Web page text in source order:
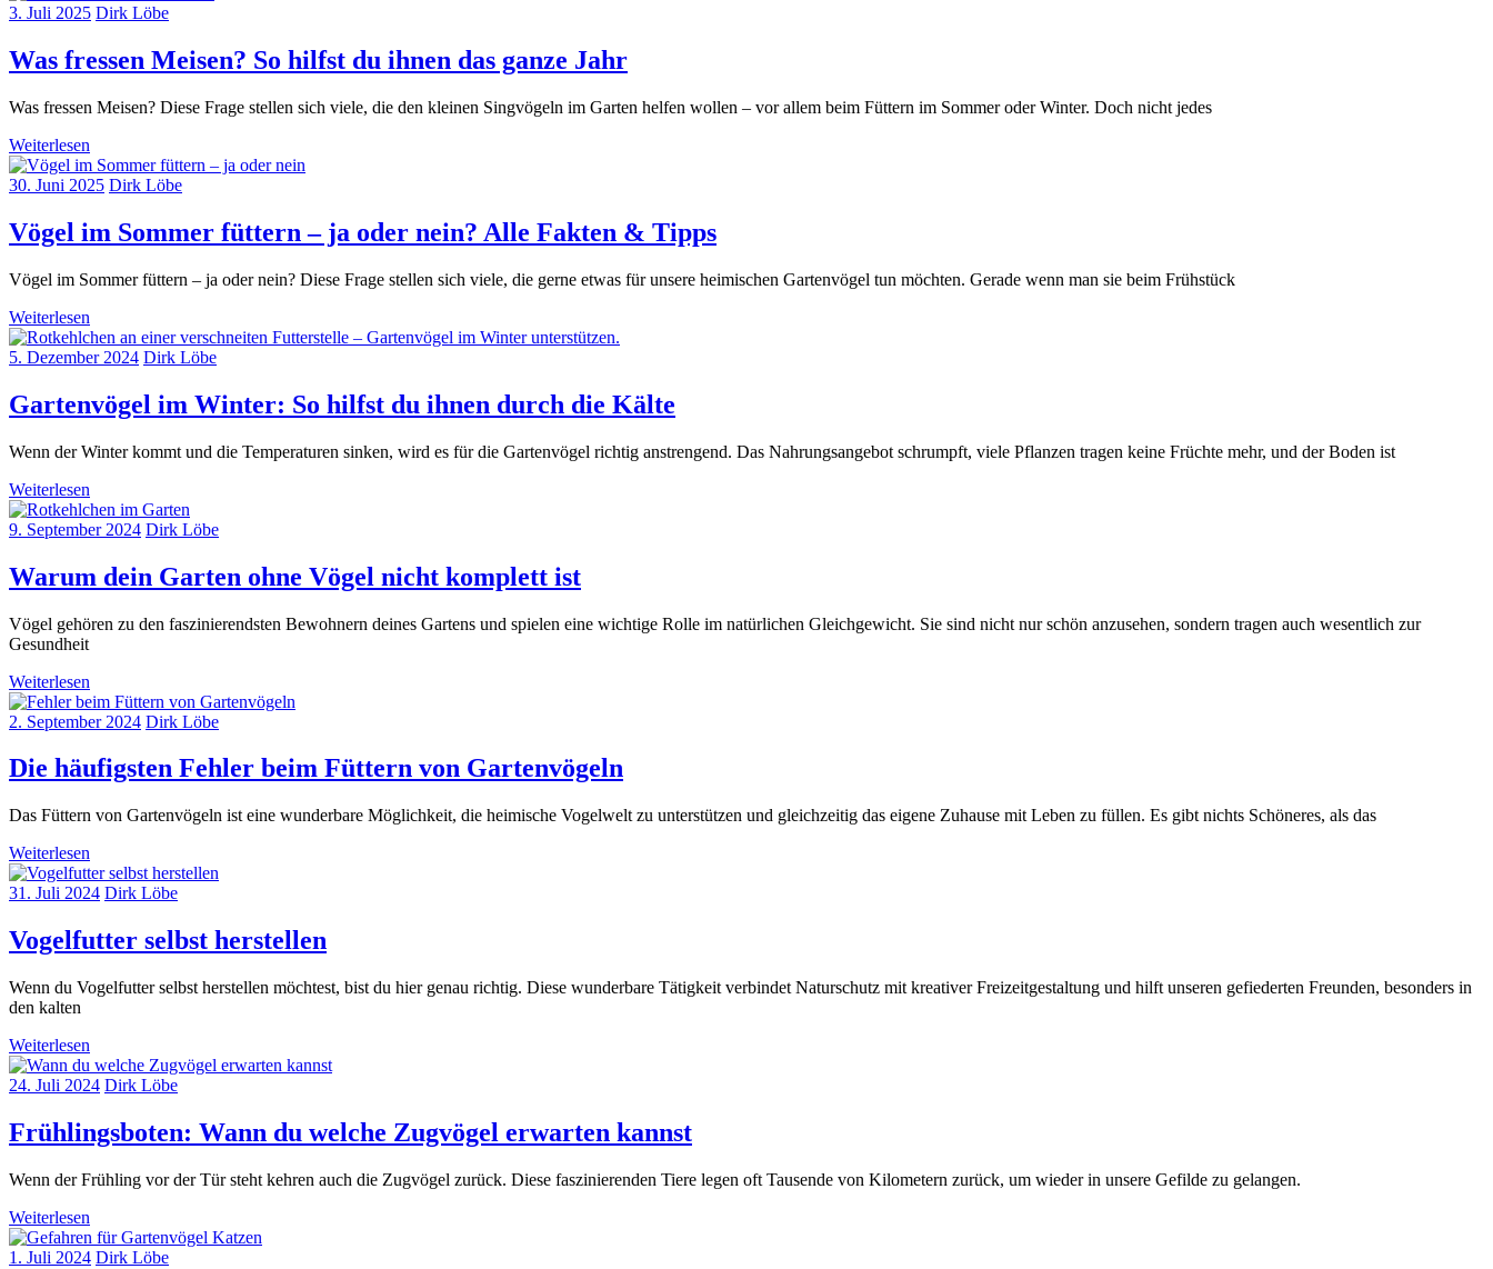
3. Juli 2025 Dirk Löbe
Was fressen Meisen? So hilfst du ihnen das ganze Jahr
Was fressen Meisen? Diese Frage stellen sich viele, die den kleinen Singvögeln im Garten helfen wollen – vor allem beim Füttern im Sommer oder Winter. Doch nicht jedes
Weiterlesen
30. Juni 2025 Dirk Löbe
Vögel im Sommer füttern – ja oder nein? Alle Fakten & Tipps
Vögel im Sommer füttern – ja oder nein? Diese Frage stellen sich viele, die gerne etwas für unsere heimischen Gartenvögel tun möchten. Gerade wenn man sie beim Frühstück
Weiterlesen
5. Dezember 2024 Dirk Löbe
Gartenvögel im Winter: So hilfst du ihnen durch die Kälte
Wenn der Winter kommt und die Temperaturen sinken, wird es für die Gartenvögel richtig anstrengend. Das Nahrungsangebot schrumpft, viele Pflanzen tragen keine Früchte mehr, und der Boden ist
Weiterlesen
9. September 2024 Dirk Löbe
Warum dein Garten ohne Vögel nicht komplett ist
Vögel gehören zu den faszinierendsten Bewohnern deines Gartens und spielen eine wichtige Rolle im natürlichen Gleichgewicht. Sie sind nicht nur schön anzusehen, sondern tragen auch wesentlich zur
Gesundheit
Weiterlesen
2. September 2024 Dirk Löbe
Die häufigsten Fehler beim Füttern von Gartenvögeln
Das Füttern von Gartenvögeln ist eine wunderbare Möglichkeit, die heimische Vogelwelt zu unterstützen und gleichzeitig das eigene Zuhause mit Leben zu füllen. Es gibt nichts Schöneres, als das
Weiterlesen
31. Juli 2024 Dirk Löbe
Vogelfutter selbst herstellen
Wenn du Vogelfutter selbst herstellen möchtest, bist du hier genau richtig. Diese wunderbare Tätigkeit verbindet Naturschutz mit kreativer Freizeitgestaltung und hilft unseren gefiederten Freunden, besonders in
den kalten
Weiterlesen
24. Juli 2024 Dirk Löbe
Frühlingsboten: Wann du welche Zugvögel erwarten kannst
Wenn der Frühling vor der Tür steht kehren auch die Zugvögel zurück. Diese faszinierenden Tiere legen oft Tausende von Kilometern zurück, um wieder in unsere Gefilde zu gelangen.
Weiterlesen
1. Juli 2024 Dirk Löbe